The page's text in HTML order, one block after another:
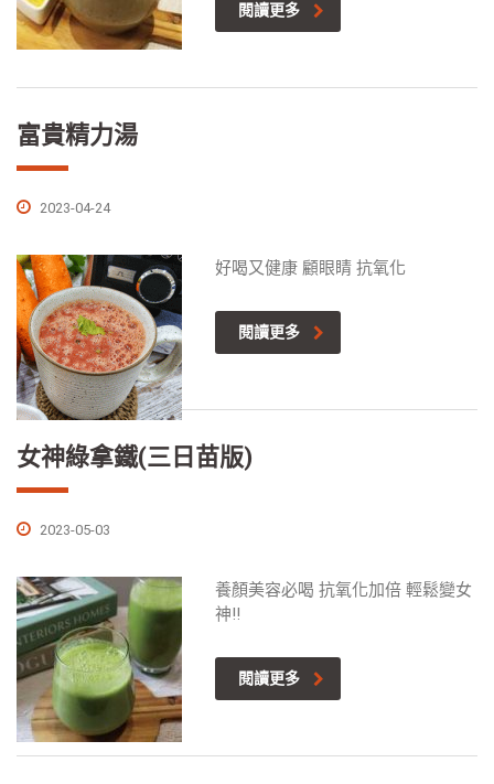
閱讀更多
富貴精力湯
2023-04-24
好喝又健康 顧眼睛 抗氧化
閱讀更多
女神綠拿鐵(三日苗版)
2023-05-03
養顏美容必喝 抗氧化加倍 輕鬆變女
神!!
閱讀更多